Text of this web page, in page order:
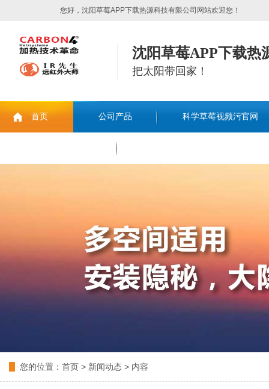
您好，沈阳草莓APP下载热源科技有限公司网站欢迎您！
沈阳草莓APP下载热
把太阳带回家！
首页 公司产品 科学草莓视频污官网
您的位置： 首页 > 新闻动态 > 内容